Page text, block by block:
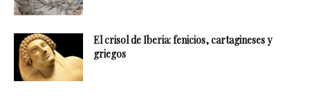
El crisol de Iberia: fenicios, cartagineses y
griegos